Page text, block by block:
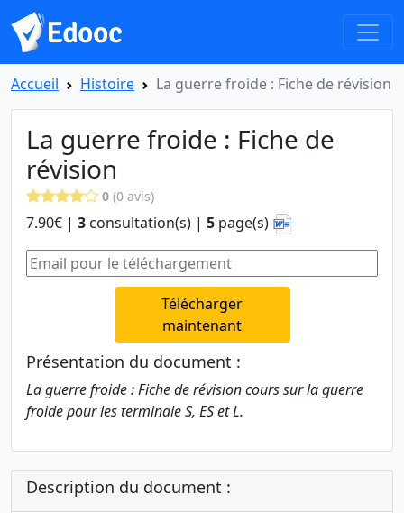
Accueil Histoire La guerre froide : Fiche de révision
La guerre froide : Fiche de
révision
0 (0 avis)
7.90€ | 3 consultation(s) | 5 page(s)
Télécharger
maintenant
Présentation du document :
La guerre froide : Fiche de révision cours sur la guerre
froide pour les terminale S, ES et L.
Description du document :